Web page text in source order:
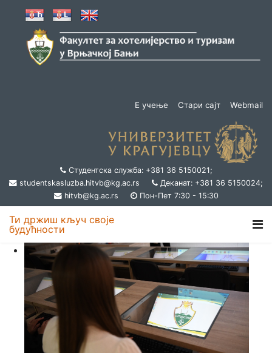
Е учење Стари сајт Webmail
Студентска служба: +381 36 5150021;
studentskasluzba.hitvb@kg.ac.rs
Деканат: +381 36 5150024;
hitvb@kg.ac.rs
Пон-Пет 7:30 - 15:30
Ти држиш кључ своје
будућности